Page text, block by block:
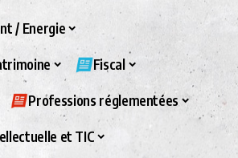
/ Energie
Fiscal
Professions réglementées
et TIC